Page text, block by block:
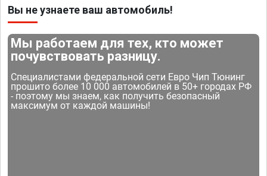
Вы не узнаете ваш автомобиль!
Мы работаем для тех, кто может
почувствовать разницу.
Специалистами федеральной сети Евро Чип Тюнинг
прошито более 10 000 автомобилей в 50+ городах РФ
- поэтому мы знаем, как получить безопасный
максимум от каждой машины!